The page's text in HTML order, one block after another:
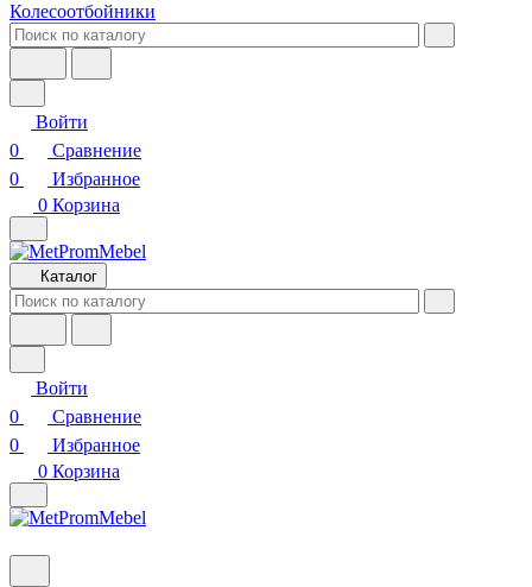
Колесоотбойники
Войти
0
Сравнение
0
Избранное
0 Корзина
Каталог
Войти
0
Сравнение
0
Избранное
0 Корзина